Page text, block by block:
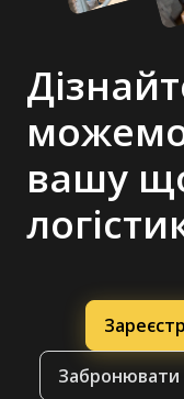
вашу
Забронювати